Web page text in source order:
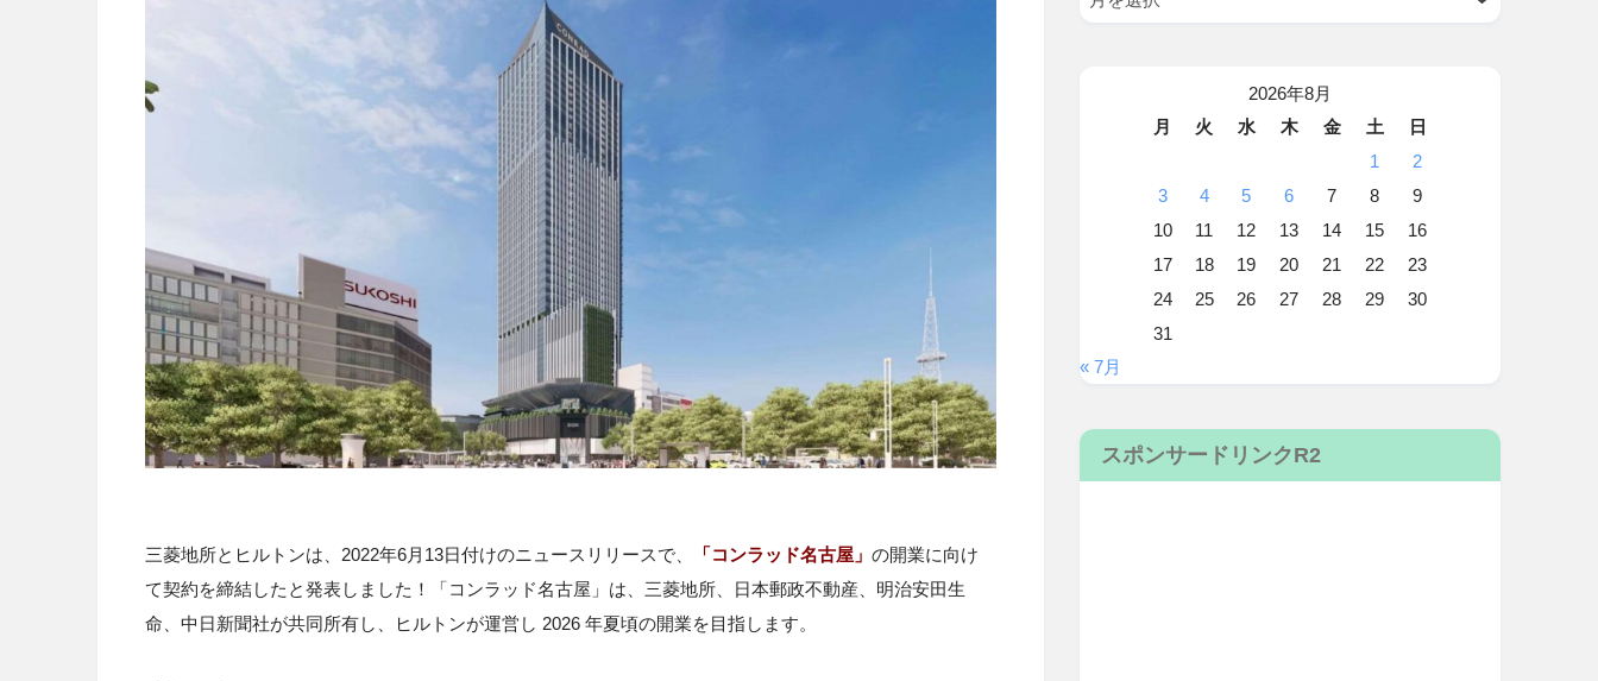
三菱地所とヒルトンは、2022年6月13日付けのニュースリリースで、 「コンラッド名古屋」 の開業に向け
て契約を締結したと発表しました！「コンラッド名古屋」は、三菱地所、日本郵政不動産、明治安田生
命、中日新聞社が共同所有し、ヒルトンが運営し 2026 年夏頃の開業を目指します。
2026年8月
月
火 水 木 金 土
日
1
2
3
4 5 6 7 8
9
10
11 12 13 14 15
16
17
18 19 20 21 22
23
24
25 26 27 28 29
30
31
« 7月
スポンサードリンクR2